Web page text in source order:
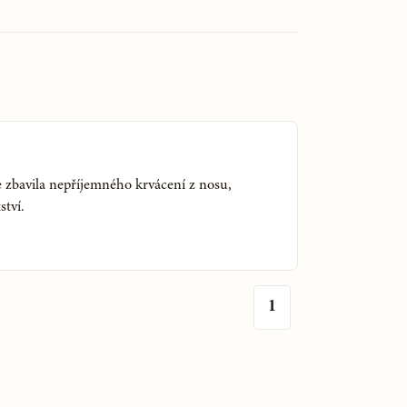
zbavila nepříjemného krvácení z nosu,
1